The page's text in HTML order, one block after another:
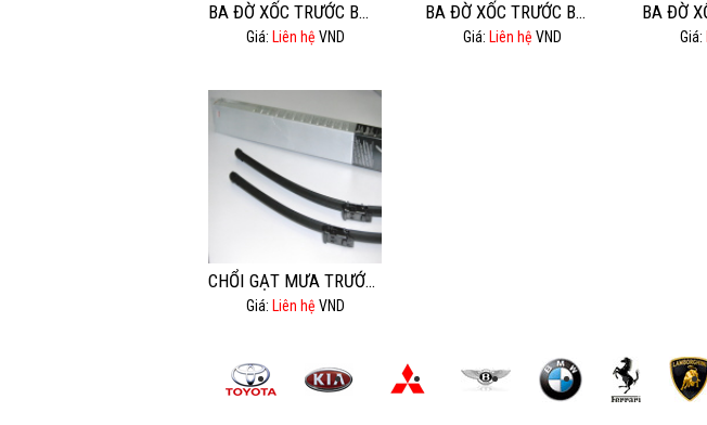
BA ĐỜ XỐC TRƯỚC BMW 525I
Giá: Liên hệ VND
BA ĐỜ XỐC TRƯỚC BMW X5- E53
Giá: Liên hệ VND Giá:
CHỔI GẠT MƯA TRƯỚC AUDI Q5.
Giá: Liên hệ VND